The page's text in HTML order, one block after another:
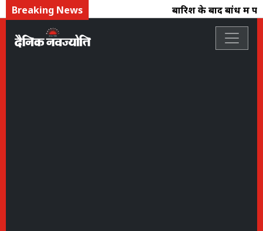
Breaking News बारिश के बाद बांध में